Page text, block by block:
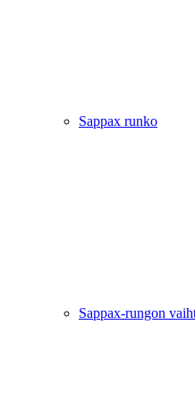
Sappax runko
Sappax-rungon